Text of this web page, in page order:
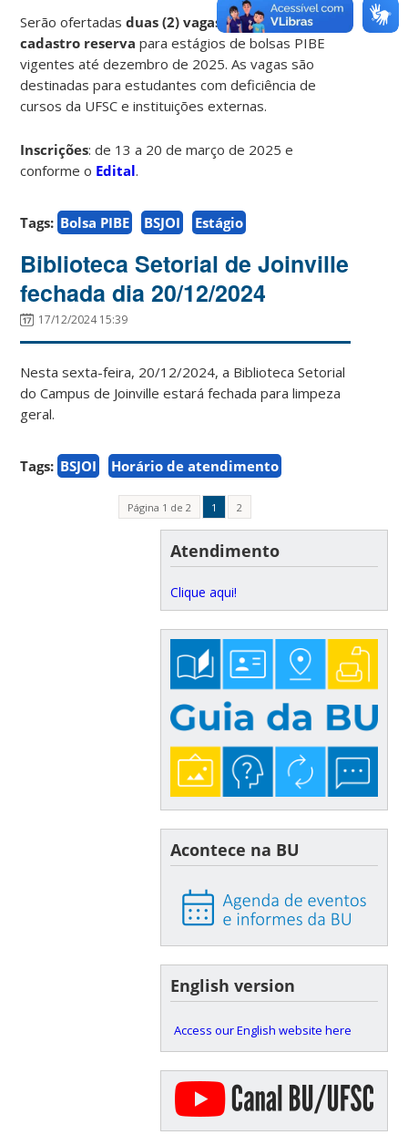
Serão ofertadasduas (2) vagas e formação de
cadastro reserva para estágios de bolsas PIBE
vigentes até dezembro de 2025. As vagas são
destinadas para estudantes com deficiência de
cursos da UFSC e instituições externas.
Inscrições: de 13 a 20 de março de 2025 e
conforme o Edital.
Tags: Bolsa PIBE BSJOI Estágio
Biblioteca Setorial de Joinville
fechada dia 20/12/2024
17/12/2024 15:39
Nesta sexta-feira, 20/12/2024, a Biblioteca Setorial
do Campus de Joinville estará fechada para limpeza
geral.
Tags: BSJOI Horário de atendimento
Página 1 de 2 1 2
Atendimento
Clique aqui!
Acontece na BU
English version
Access our English website here